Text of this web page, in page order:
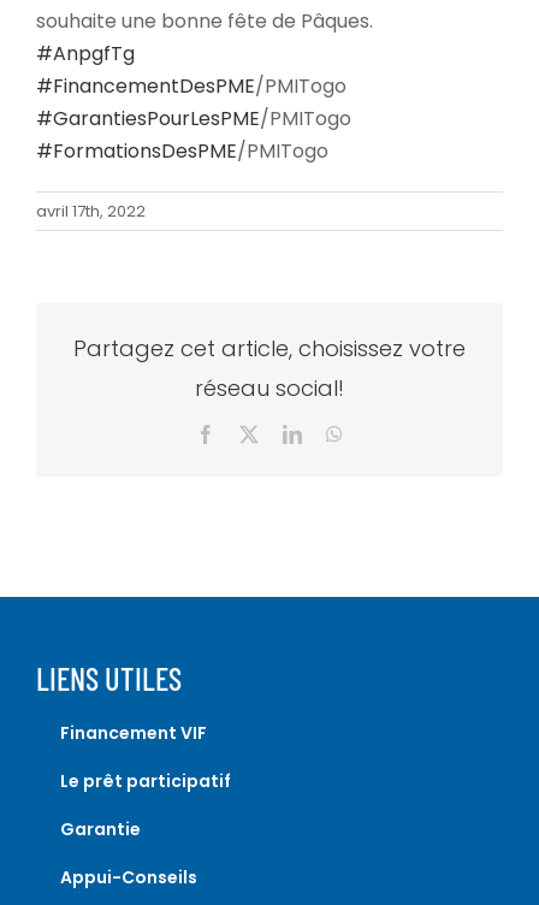
souhaite une bonne fête de Pâques.
#AnpgfTg
#FinancementDesPME/PMITogo
#GarantiesPourLesPME/PMITogo
#FormationsDesPME/PMITogo
avril 17th, 2022
Partagez cet article, choisissez votre
réseau social!
Facebook LinkedIn
LIENS UTILES
Financement VIF
Le prêt participatif
Garantie
Appui-Conseils